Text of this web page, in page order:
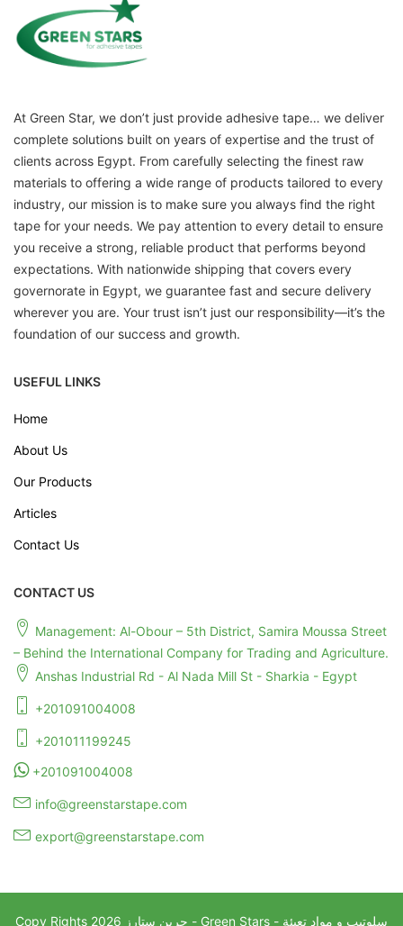
At Green Star, we don’t just provide adhesive tape… we deliver
complete solutions built on years of expertise and the trust of
clients across Egypt. From carefully selecting the finest raw
materials to offering a wide range of products tailored to every
industry, our mission is to make sure you always find the right
tape for your needs. We pay attention to every detail to ensure
you receive a strong, reliable product that performs beyond
expectations. With nationwide shipping that covers every
governorate in Egypt, we guarantee fast and secure delivery
wherever you are. Your trust isn’t just our responsibility—it’s the
foundation of our success and growth.
USEFUL LINKS
Home
About Us
Our Products
Articles
Contact Us
CONTACT US
Management: Al-Obour – 5th District, Samira Moussa Street
– Behind the International Company for Trading and Agriculture.
Anshas Industrial Rd - Al Nada Mill St - Sharkia - Egypt
+201091004008
+201011199245
+201091004008
info@greenstarstape.com
export@greenstarstape.com
Copy Rights 2026